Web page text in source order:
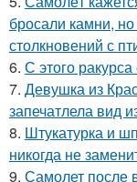
бросали камни,
столкновений с
6. С этого
7. Девушка из
запечатлела вид
8. Штукатурка и
никогда не
9. Самолет после